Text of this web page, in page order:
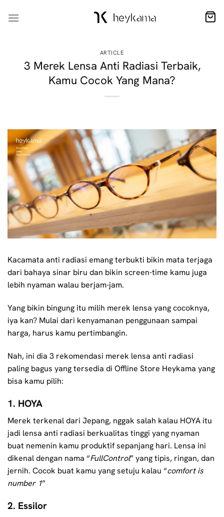
ARTICLE
3 Merek Lensa Anti Radiasi Terbaik,
Kamu Cocok Yang Mana?
Kacamata anti radiasi emang terbukti bikin mata terjaga
dari bahaya sinar biru dan bikin screen-time kamu juga
lebih nyaman walau berjam-jam.
Yang bikin bingung itu milih merek lensa yang cocoknya,
iya kan? Mulai dari kenyamanan penggunaan sampai
harga, harus kamu pertimbangin.
Nah, ini dia 3 rekomendasi merek lensa anti radiasi
paling bagus yang tersedia di Offline Store Heykama yang
bisa kamu pilih:
1. HOYA
Merek terkenal dari Jepang, nggak salah kalau HOYA itu
jadi lensa anti radiasi berkualitas tinggi yang nyaman
buat nemenin kamu produktif sepanjang hari. Lensa ini
dikenal dengan nama “FullControl” yang tipis, ringan, dan
jernih. Cocok buat kamu yang setuju kalau “comfort is
number 1”
2. Essilor